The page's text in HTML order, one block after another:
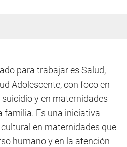
para trabajar es Salud,
Adolescente, con foco en
y en maternidades
familia. Es una iniciativa
en maternidades que
humano y en la atención